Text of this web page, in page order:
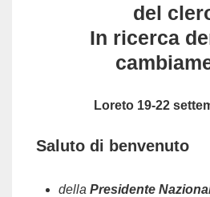
del
In ricerca
Loreto 19-22
Saluto di benvenuto
della Presidente